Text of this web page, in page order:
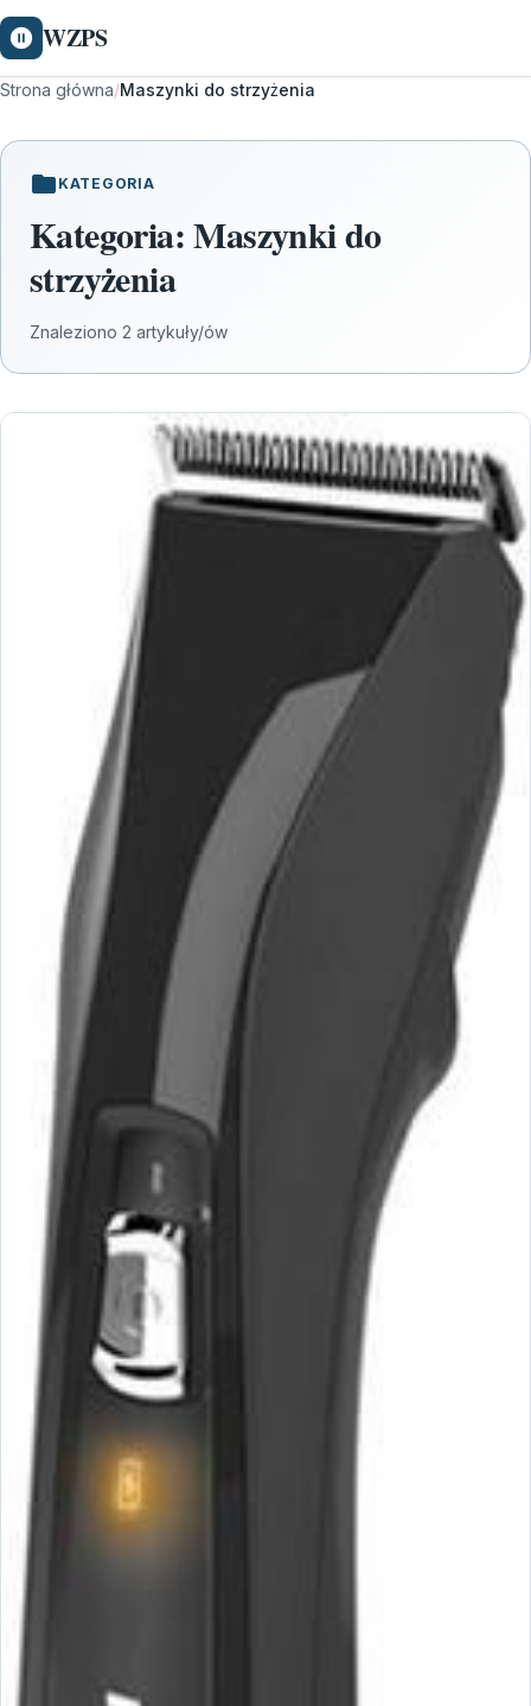
WZPS
Strona główna/Maszynki do strzyżenia
KATEGORIA
Kategoria:Maszynki do
strzyżenia
Znaleziono 2 artykuły/ów